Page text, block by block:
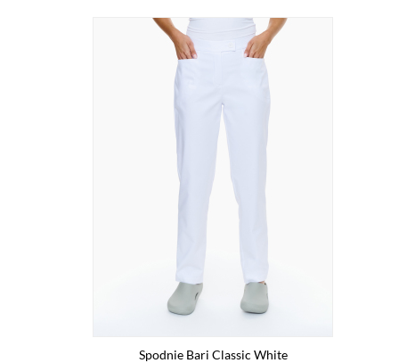
Spodnie Bari Classic White